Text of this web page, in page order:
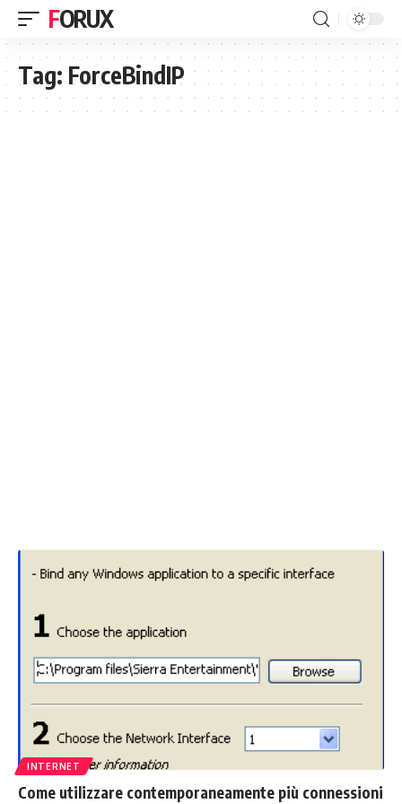
FORUX
Tag: ForceBindIP
INTERNET
Come utilizzare contemporaneamente più connessioni